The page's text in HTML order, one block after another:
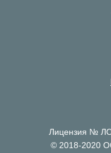
Лицензия №
© 2018-2020